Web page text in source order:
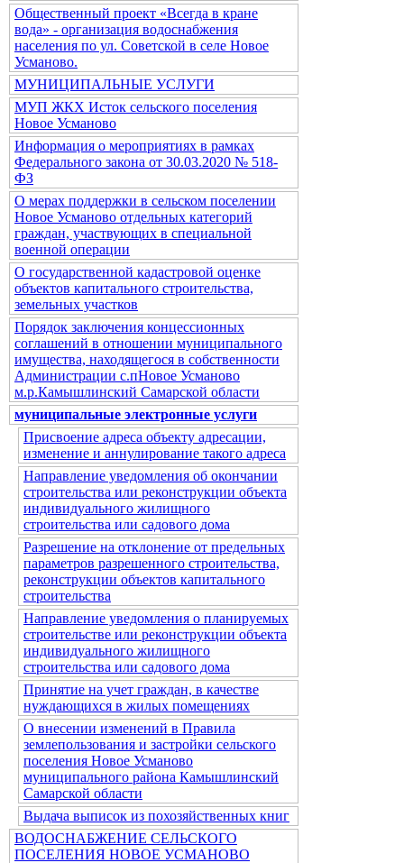
Общественный проект «Всегда в кране
вода» - организация водоснабжения
населения по ул. Советской в селе Новое
Усманово.
МУНИЦИПАЛЬНЫЕ УСЛУГИ
МУП ЖКХ Исток сельского поселения
Новое Усманово
Информация о мероприятиях в рамках
Федерального закона от 30.03.2020 № 518-
ФЗ
О мерах поддержки в сельском поселении
Новое Усманово отдельных категорий
граждан, участвующих в специальной
военной операции
О государственной кадастровой оценке
объектов капитального строительства,
земельных участков
Порядок заключения концессионных
соглашений в отношении муниципального
имущества, находящегося в собственности
Администрации с.пНовое Усманово
м.р.Камышлинский Самарской области
муниципальные электронные услуги
Присвоение адреса объекту адресации,
изменение и аннулирование такого адреса
Направление уведомления об окончании
строительства или реконструкции объекта
индивидуального жилищного
строительства или садового дома
Разрешение на отклонение от предельных
параметров разрешенного строительства,
реконструкции объектов капитального
строительства
Направление уведомления о планируемых
строительстве или реконструкции объекта
индивидуального жилищного
строительства или садового дома
Принятие на учет граждан, в качестве
нуждающихся в жилых помещениях
О внесении изменений в Правила
землепользования и застройки сельского
поселения Новое Усманово
муниципального района Камышлинский
Самарской области
Выдача выписок из похозяйственных книг
ВОДОСНАБЖЕНИЕ СЕЛЬСКОГО
ПОСЕЛЕНИЯ НОВОЕ УСМАНОВО